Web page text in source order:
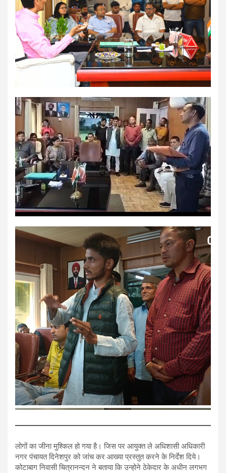
लोगों का जीना मुश्किल हो गया है। जिस पर आयुक्त ले अधिशासी अधिकारी
नगर पंचायत दिनेशपुर को जांच कर आख्या प्रस्तुत करने के निर्देश दिये।
कोटाबाग निवासी चित्रानन्दन ने बताया कि उन्होने ठेकेदार के अधीन लगभग